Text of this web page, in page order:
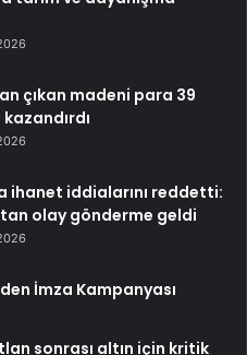
çıkan madeni para 39
ihanet iddialarını reddetti:
olay gönderme geldi
İmza Kampanyası
sonrası altın için kritik